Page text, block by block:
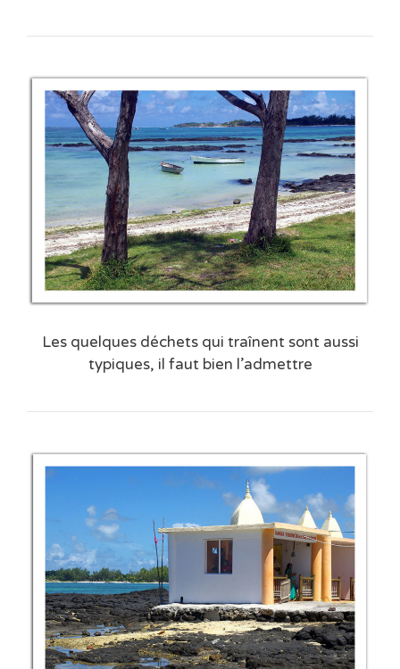
Les quelques déchets qui traînent sont aussi
typiques, il faut bien l’admettre